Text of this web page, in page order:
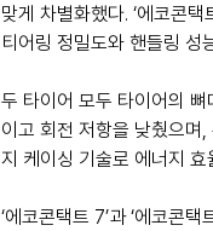
맞게 차별화했다. ‘에코콘
티어링 정밀도와 핸들링 성
두 타이어 모두 타이어의 뼈
이고 회전 저항을 낮췄으며
지 케이싱 기술로 에너지 효
‘에코콘택트 7’과 ‘에코콘